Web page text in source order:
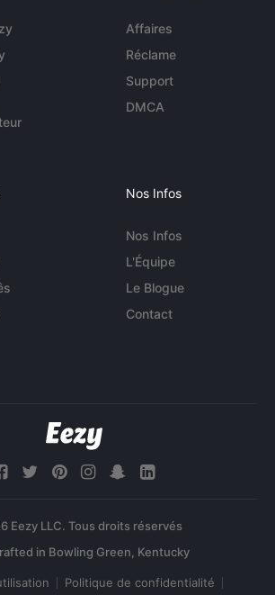
Affaires
Réclame
Support
DMCA
Nos Infos
Nos Infos
L'Équipe
Le Blogue
Contact
Eezy LLC. Tous droits réservés
Politique de confidentialité